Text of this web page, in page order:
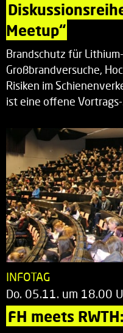
Meetup“
Brandschutz für
Großbrandversuche,
Risiken im
ist eine offene
INFOTAG
Do. 05.11. um 18.00
FH meets